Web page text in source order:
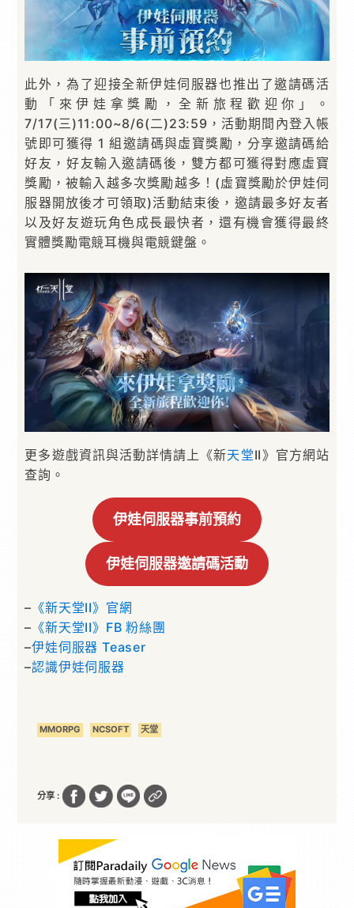
此外，為了迎接全新伊娃伺服器也推出了邀請碼活
動「來伊娃拿獎勵，全新旅程歡迎你」。
7/17(三)11:00~8/6(二)23:59，活動期間內登入帳
號即可獲得 1 組邀請碼與虛寶獎勵，分享邀請碼給
好友，好友輸入邀請碼後，雙方都可獲得對應虛寶
獎勵，被輸入越多次獎勵越多！(虛寶獎勵於伊娃伺
服器開放後才可領取)活動結束後，邀請最多好友者
以及好友遊玩角色成長最快者，還有機會獲得最終
實體獎勵電競耳機與電競鍵盤。
更多遊戲資訊與活動詳情請上《新天堂II》官方網站
查詢。
伊娃伺服器事前預約
伊娃伺服器邀請碼活動
– 《新天堂II》官網
– 《新天堂II》FB 粉絲團
–伊娃伺服器 Teaser
–認識伊娃伺服器
MMORPG NCSOFT 天堂
分享 :